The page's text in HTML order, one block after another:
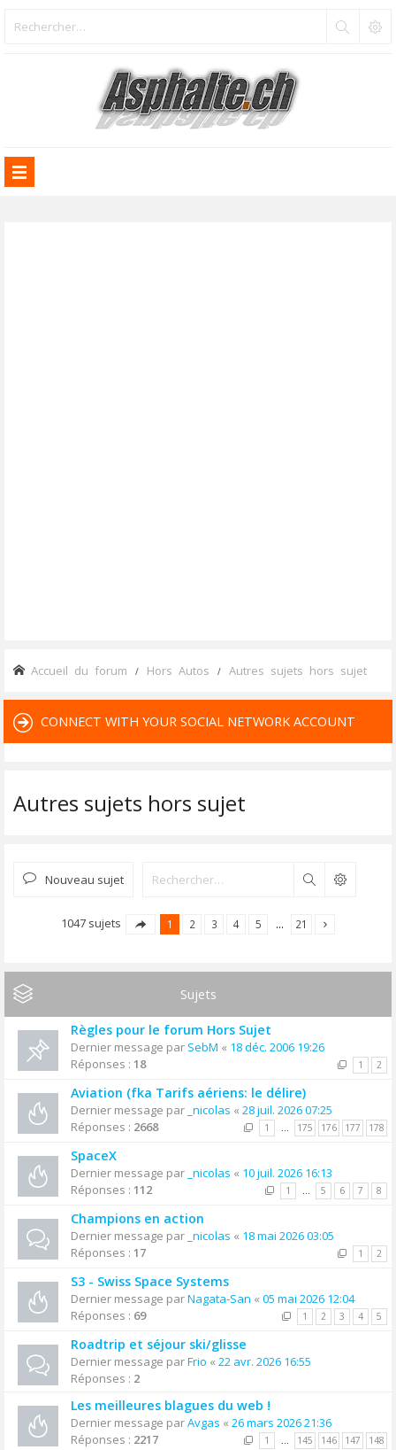
Accueil du forum Hors Autos Autres sujets hors sujet
CONNECT WITH YOUR SOCIAL NETWORK ACCOUNT
Autres sujets hors sujet
Nouveau sujet Rechercher
1047 sujets 1 2 3 4 5 … 21
Sujets
Règles pour le forum Hors Sujet
Dernier message par SebM « 18 déc. 2006 19:26
Réponses : 18 1 2
Aviation (fka Tarifs aériens: le délire)
Dernier message par _nicolas « 28 juil. 2026 07:25
Réponses : 2668 1 … 175 176 177 178
SpaceX
Dernier message par _nicolas « 10 juil. 2026 16:13
Réponses : 112 1 … 5 6 7 8
Champions en action
Dernier message par _nicolas « 18 mai 2026 03:05
Réponses : 17 1 2
S3 - Swiss Space Systems
Dernier message parNagata-San « 05 mai 2026 12:04
Réponses : 69 1 2 3 4 5
Roadtrip et séjour ski/glisse
Dernier message parFrio « 22 avr. 2026 16:55
Réponses : 2
Les meilleures blagues du web !
Dernier message parAvgas « 26 mars 2026 21:36
Réponses : 2217 1 … 145 146 147 148